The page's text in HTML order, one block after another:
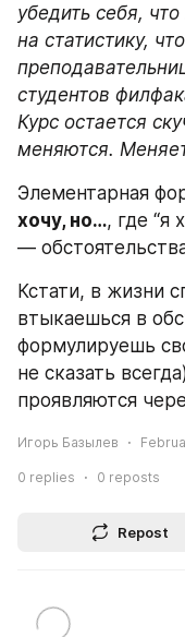
убедить себя,
на статистику,
студентов
Курс остается
меняются.
Элементарная
хочу, но…, где “я
—
Кстати, в жизни
втыкаешься в
формулируешь
не сказать
проявляются
Игорь Базылев
0 replies 0 reposts
Repost